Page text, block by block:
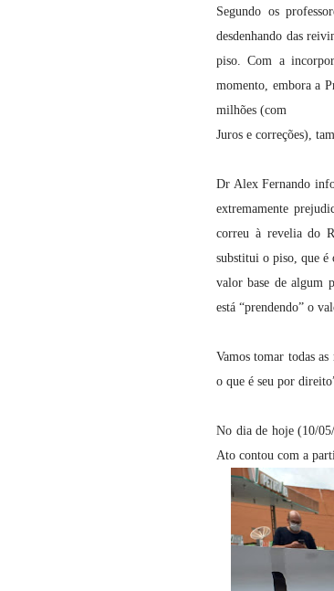
Segundo os
desdenhando das
piso. Com a
momento, embora a
milhões (com
Juros e correções),
Dr Alex Fernando
extremamente
correu à revelia do
substitui o piso, que é
valor base de algum
está “prendendo” o
Vamos tomar todas
o que é seu por
No dia de hoje (10/
Ato contou com a